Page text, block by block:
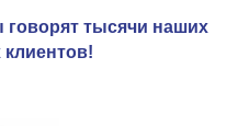
говорят тысячи наших